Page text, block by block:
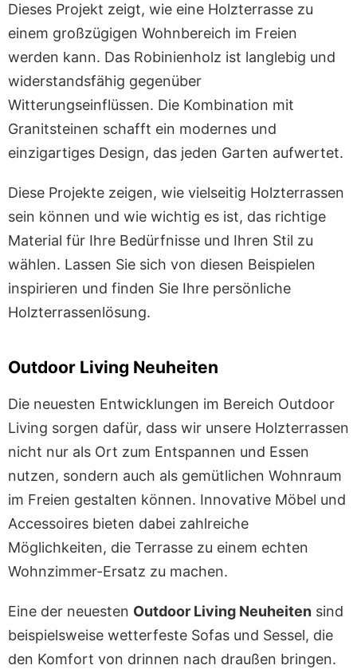
Dieses Projekt zeigt, wie eine Holzterrasse zu
einem großzügigen Wohnbereich im Freien
werden kann. Das Robinienholz ist langlebig und
widerstandsfähig gegenüber
Witterungseinflüssen. Die Kombination mit
Granitsteinen schafft ein modernes und
einzigartiges Design, das jeden Garten aufwertet.
Diese Projekte zeigen, wie vielseitig Holzterrassen
sein können und wie wichtig es ist, das richtige
Material für Ihre Bedürfnisse und Ihren Stil zu
wählen. Lassen Sie sich von diesen Beispielen
inspirieren und finden Sie Ihre persönliche
Holzterrassenlösung.
Outdoor Living Neuheiten
Die neuesten Entwicklungen im Bereich Outdoor
Living sorgen dafür, dass wir unsere Holzterrassen
nicht nur als Ort zum Entspannen und Essen
nutzen, sondern auch als gemütlichen Wohnraum
im Freien gestalten können. Innovative Möbel und
Accessoires bieten dabei zahlreiche
Möglichkeiten, die Terrasse zu einem echten
Wohnzimmer-Ersatz zu machen.
Eine der neuesten Outdoor Living Neuheiten sind
beispielsweise wetterfeste Sofas und Sessel, die
den Komfort von drinnen nach draußen bringen.